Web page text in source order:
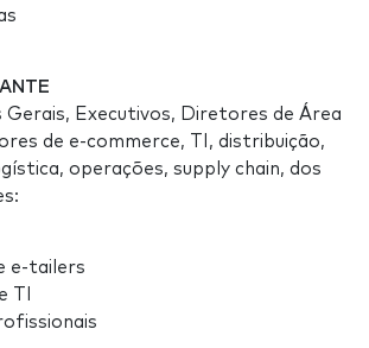
Gerais, Executivos, Diretores de Área
de e-commerce, TI, distribuição,
operações, supply chain, dos
e-tailers
TI